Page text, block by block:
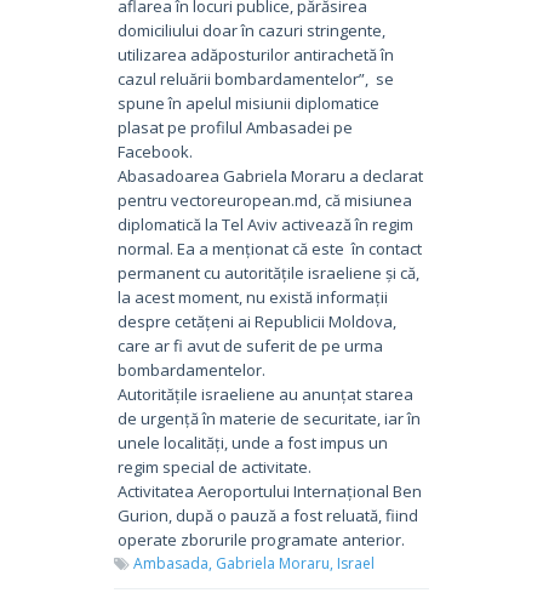
aflarea în locuri publice, părăsirea
domiciliului doar în cazuri stringente,
utilizarea adăposturilor antirachetă în
cazul reluării bombardamentelor”, se
spune în apelul misiunii diplomatice
plasat pe profilul Ambasadei pe
Facebook.
Abasadoarea Gabriela Moraru a declarat
pentru vectoreuropean.md, că misiunea
diplomatică la Tel Aviv activează în regim
normal. Ea a menționat că este în contact
permanent cu autoritățile israeliene și că,
la acest moment, nu există informații
despre cetățeni ai Republicii Moldova,
care ar fi avut de suferit de pe urma
bombardamentelor.
Autoritățile israeliene au anunțat starea
de urgență în materie de securitate, iar în
unele localități, unde a fost impus un
regim special de activitate.
Activitatea Aeroportului Internațional Ben
Gurion, după o pauză a fost reluată, fiind
operate zborurile programate anterior.
Ambasada, Gabriela Moraru, Israel